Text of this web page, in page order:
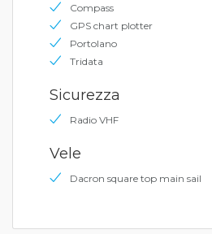
Compass
GPS chart plotter
Portolano
Tridata
Sicurezza
Radio VHF
Vele
Dacron square top main sail